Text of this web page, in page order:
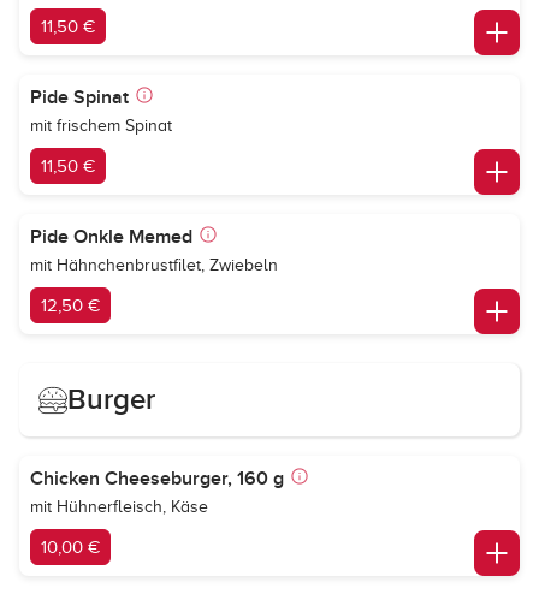
11,50 €
Pide Spinat
mit frischem Spinat
11,50 €
Pide Onkle Memed
mit Hähnchenbrustfilet, Zwiebeln
12,50 €
Burger
Chicken Cheeseburger, 160 g
mit Hühnerfleisch, Käse
10,00 €